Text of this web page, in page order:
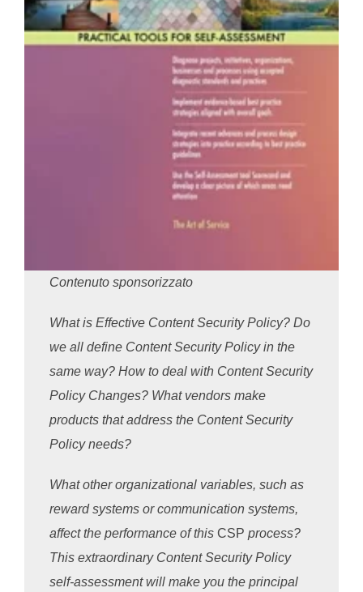
Contenuto sponsorizzato
What is Effective Content Security Policy? Do
we all define Content Security Policy in the
same way? How to deal with Content Security
Policy Changes? What vendors make
products that address the Content Security
Policy needs?
What other organizational variables, such as
reward systems or communication systems,
affect the performance of thisCSP process?
This extraordinary Content Security Policy
self-assessment will make you the principal